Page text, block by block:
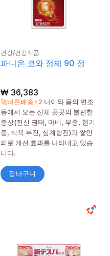
건강/건강식품
파니온 코와 정제 90 정
₩36,383
🚀빠른배송+2 나이와 몸의 변조
등에서 오는 신체 곳곳의 불편한
증상(전신 권태, 마비, 부종, 현기
증, 식욕 부진, 심계항진)과 쌓인
피로 개선 효과를 나타내고 있습
니다.
장바구니